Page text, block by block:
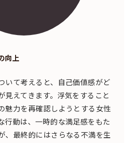
向上
いて考えると、自己価値感がど
見えてきます。浮気をすること
魅力を再確認しようとする女性
行動は、一時的な満足感をもた
、最終的にはさらなる不満を生